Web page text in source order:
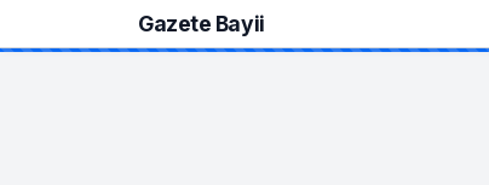
Gazete Bayii